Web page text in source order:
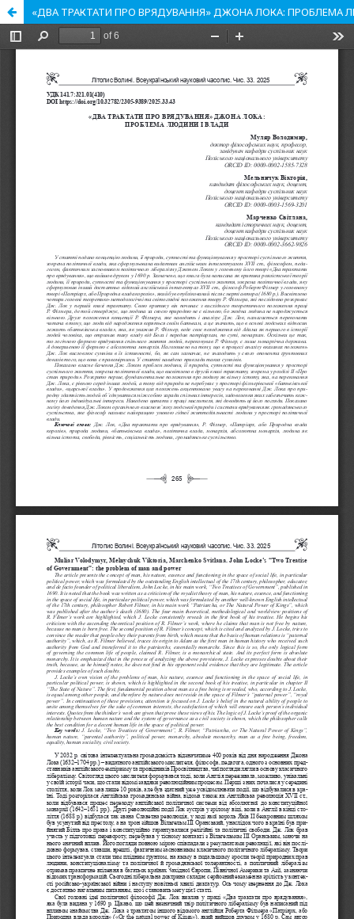
«ДВА ТРАКТАТИ ПРО ВРЯДУВАННЯ» ДЖОНА ЛОКА: ПРОБЛЕМА